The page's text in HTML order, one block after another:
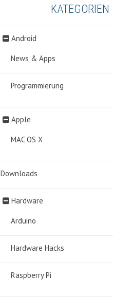
KATEGORIEN
Android
News & Apps
Programmierung
Apple
MAC OS X
Downloads
Hardware
Arduino
Hardware Hacks
Raspberry Pi